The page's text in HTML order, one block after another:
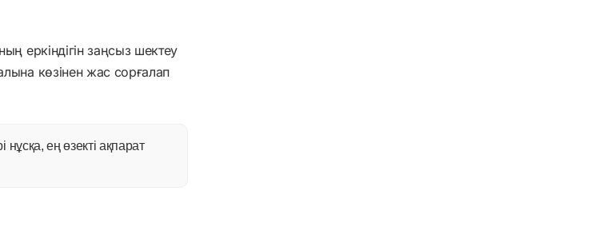
еркіндігін заңсыз шектеу
көзінен жас сорғалап
ең өзекті ақпарат